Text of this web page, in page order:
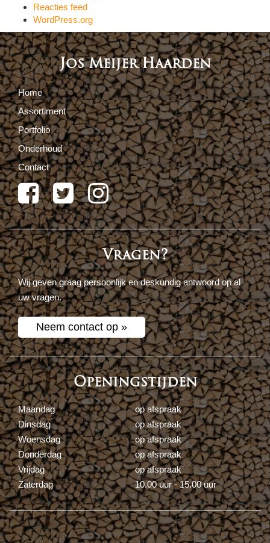
Reacties feed
WordPress.org
Jos Meijer Haarden
Home
Assortiment
Portfolio
Onderhoud
Contact
Vragen?
Wij geven graag persoonlijk en deskundig antwoord op al
uw vragen.
Neem contact op »
Openingstijden
Maandag
op afspraak
Dinsdag
op afspraak
Woensdag
op afspraak
Donderdag
op afspraak
Vrijdag
op afspraak
Zaterdag
10.00 uur - 15.00 uur